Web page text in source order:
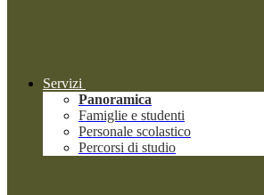
Servizi
Panoramica
Famiglie e studenti
Personale scolastico
Percorsi di studio